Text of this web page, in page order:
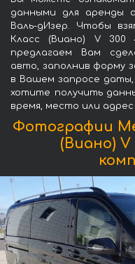
данными для аренды
Валь-дИзер. Чтобы
Класс (Виано) V 300
предлагаем Вам
авто, заполнив форму
в Вашем запросе
хотите получить
время, место или
Фотографии
(Виано) V